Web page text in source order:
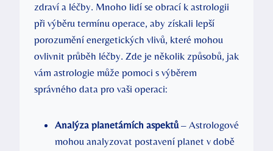
zdraví a léčby. Mnoho lidí se obrací k astrologii
při výběru termínu operace, aby získali lepší
porozumění energetických vlivů, které mohou
ovlivnit průběh léčby. Zde je několik způsobů, jak
vám astrologie může pomoci s výběrem
správného data pro vaši operaci:
Analýza planetárních aspektů– Astrologové
mohou analyzovat postavení planet v době